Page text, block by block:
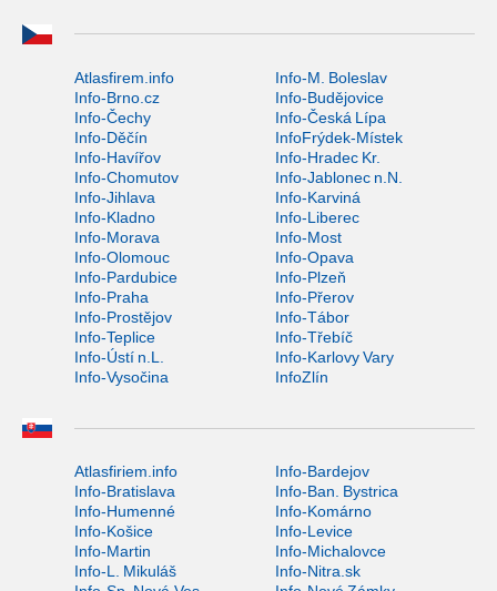
Atlasfirem.info
Info-M. Boleslav
Info-Brno.cz
Info-Budějovice
Info-Čechy
Info-Česká Lípa
Info-Děčín
InfoFrýdek-Místek
Info-Havířov
Info-Hradec Kr.
Info-Chomutov
Info-Jablonec n.N.
Info-Jihlava
Info-Karviná
Info-Kladno
Info-Liberec
Info-Morava
Info-Most
Info-Olomouc
Info-Opava
Info-Pardubice
Info-Plzeň
Info-Praha
Info-Přerov
Info-Prostějov
Info-Tábor
Info-Teplice
Info-Třebíč
Info-Ústí n.L.
Info-Karlovy Vary
Info-Vysočina
InfoZlín
Atlasfiriem.info
Info-Bardejov
Info-Bratislava
Info-Ban. Bystrica
Info-Humenné
Info-Komárno
Info-Košice
Info-Levice
Info-Martin
Info-Michalovce
Info-L. Mikuláš
Info-Nitra.sk